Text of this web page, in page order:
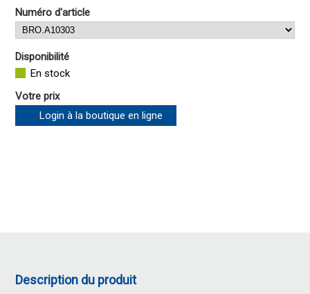
Numéro d'article
Disponibilité
En stock
Votre prix
Login à la boutique en ligne
Description du produit